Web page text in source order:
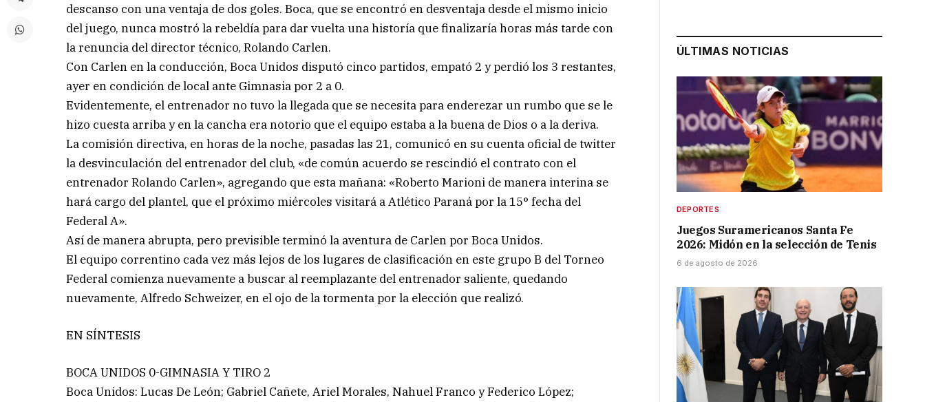
descanso con una ventaja de dos goles. Boca, que se encontró en desventaja desde el mismo inicio
del juego, nunca mostró la rebeldía para dar vuelta una historía que finalizaría horas más tarde con
la renuncia del director técnico, Rolando Carlen.
Con Carlen en la conducción, Boca Unidos disputó cinco partidos, empató 2 y perdió los 3 restantes,
ayer en condición de local ante Gimnasia por 2 a 0.
Evidentemente, el entrenador no tuvo la llegada que se necesita para enderezar un rumbo que se le
hizo cuesta arriba y en la cancha era notorio que el equipo estaba a la buena de Dios o a la deriva.
La comisión directiva, en horas de la noche, pasadas las 21, comunicó en su cuenta oficial de twitter
la desvinculación del entrenador del club, «de común acuerdo se rescindió el contrato con el
entrenador Rolando Carlen», agregando que esta mañana: «Roberto Marioni de manera interina se
hará cargo del plantel, que el próximo miércoles visitará a Atlético Paraná por la 15° fecha del
Federal A».
Así de manera abrupta, pero previsible terminó la aventura de Carlen por Boca Unidos.
El equipo correntino cada vez más lejos de los lugares de clasificación en este grupo B del Torneo
Federal comienza nuevamente a buscar al reemplazante del entrenador saliente, quedando
nuevamente, Alfredo Schweizer, en el ojo de la tormenta por la elección que realizó.
EN SÍNTESIS
BOCA UNIDOS 0-GIMNASIA Y TIRO 2
Boca Unidos: Lucas De León; Gabriel Cañete, Ariel Morales, Nahuel Franco y Federico López;
ÚLTIMAS NOTICIAS
DEPORTES
Juegos Suramericanos Santa Fe
2026: Midón en la selección de Tenis
6 de agosto de 2026